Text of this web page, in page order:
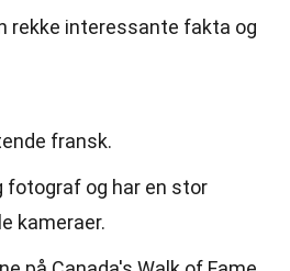
rekke interessante fakta og
fransk.
fotograf og har en stor
kameraer.